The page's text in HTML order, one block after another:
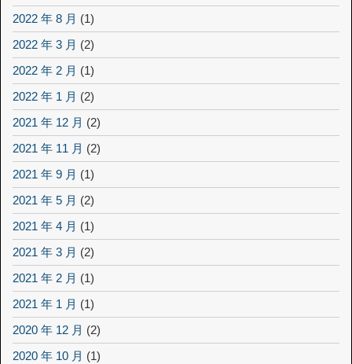
2022 年 8 月 (1)
2022 年 3 月 (2)
2022 年 2 月 (1)
2022 年 1 月 (2)
2021 年 12 月 (2)
2021 年 11 月 (2)
2021 年 9 月 (1)
2021 年 5 月 (2)
2021 年 4 月 (1)
2021 年 3 月 (2)
2021 年 2 月 (1)
2021 年 1 月 (1)
2020 年 12 月 (2)
2020 年 10 月 (1)